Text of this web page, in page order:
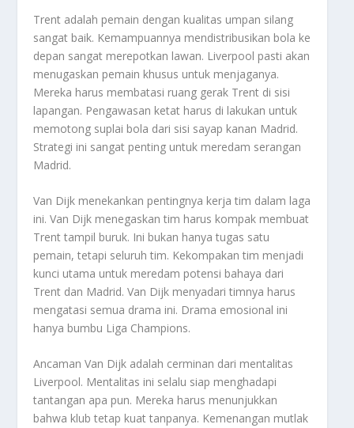
Trent adalah pemain dengan kualitas umpan silang
sangat baik. Kemampuannya mendistribusikan bola ke
depan sangat merepotkan lawan. Liverpool pasti akan
menugaskan pemain khusus untuk menjaganya.
Mereka harus membatasi ruang gerak Trent di sisi
lapangan. Pengawasan ketat harus di lakukan untuk
memotong suplai bola dari sisi sayap kanan Madrid.
Strategi ini sangat penting untuk meredam serangan
Madrid.
Van Dijk menekankan pentingnya kerja tim dalam laga
ini. Van Dijk menegaskan tim harus kompak membuat
Trent tampil buruk. Ini bukan hanya tugas satu
pemain, tetapi seluruh tim. Kekompakan tim menjadi
kunci utama untuk meredam potensi bahaya dari
Trent dan Madrid. Van Dijk menyadari timnya harus
mengatasi semua drama ini. Drama emosional ini
hanya bumbu Liga Champions.
Ancaman Van Dijk adalah cerminan dari mentalitas
Liverpool. Mentalitas ini selalu siap menghadapi
tantangan apa pun. Mereka harus menunjukkan
bahwa klub tetap kuat tanpanya. Kemenangan mutlak